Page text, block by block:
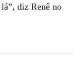
diz Renê no